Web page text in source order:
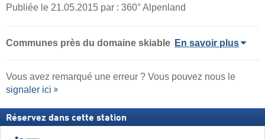
Publiée le 21.05.2015 par : 360° Alpenland
Communes près du domaine skiable En savoir plus
Vous avez remarqué une erreur ? Vous pouvez nous le
signaler ici
Réservez dans cette station